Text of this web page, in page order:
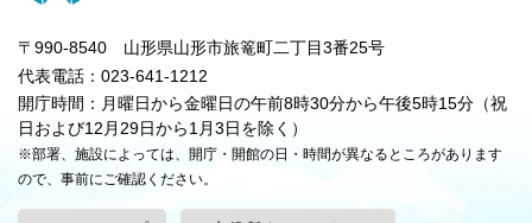
〒990-8540 山形県山形市旅篭町二丁目3番25号
代表電話：023-641-1212
開庁時間：月曜日から金曜日の午前8時30分から午後5時15分（祝
日および12月29日から1月3日を除く）
※部署、施設によっては、開庁・開館の日・時間が異なるところがあります
ので、事前にご確認ください。